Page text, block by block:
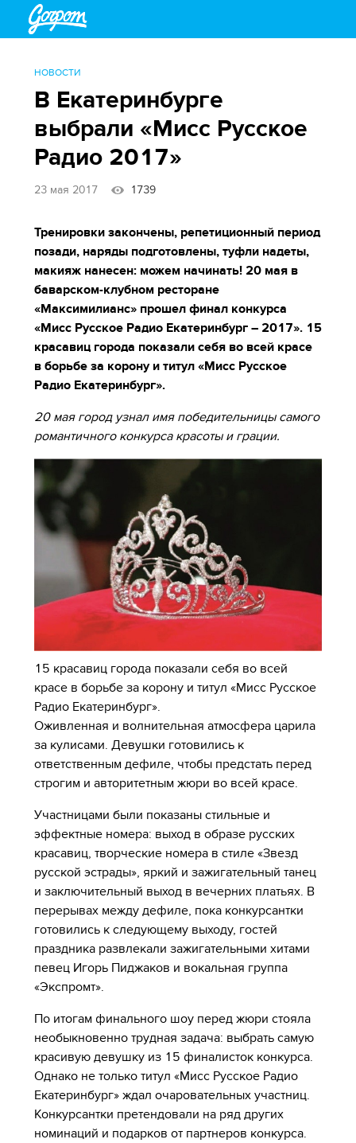
НОВОСТИ
В Екатеринбурге
выбрали «Мисс Русское
Радио 2017»
23 мая 2017 1739
Тренировки закончены, репетиционный период
позади, наряды подготовлены, туфли надеты,
макияж нанесен: можем начинать! 20 мая в
баварском-клубном ресторане
«Максимилианс» прошел финал конкурса
«Мисс Русское Радио Екатеринбург – 2017». 15
красавиц города показали себя во всей красе
в борьбе за корону и титул «Мисс Русское
Радио Екатеринбург».
20 мая город узнал имя победительницы самого
романтичного конкурса красоты и грации.
15 красавиц города показали себя во всей
красе в борьбе за корону и титул «Мисс Русское
Радио Екатеринбург».
Оживленная и волнительная атмосфера царила
за кулисами. Девушки готовились к
ответственным дефиле, чтобы предстать перед
строгим и авторитетным жюри во всей красе.
Участницами были показаны стильные и
эффектные номера: выход в образе русских
красавиц, творческие номера в стиле «Звезд
русской эстрады», яркий и зажигательный танец
и заключительный выход в вечерних платьях. В
перерывах между дефиле, пока конкурсантки
готовились к следующему выходу, гостей
праздника развлекали зажигательными хитами
певец Игорь Пиджаков и вокальная группа
«Экспромт».
По итогам финального шоу перед жюри стояла
необыкновенно трудная задача: выбрать самую
красивую девушку из 15 финалисток конкурса.
Однако не только титул «Мисс Русское Радио
Екатеринбург» ждал очаровательных участниц.
Конкурсантки претендовали на ряд других
номинаций и подарков от партнеров конкурса.